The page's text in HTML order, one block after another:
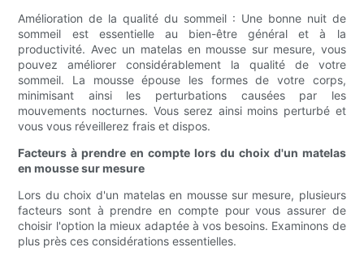
Amélioration de la qualité du sommeil : Une bonne nuit de
sommeil est essentielle au bien-être général et à la
productivité. Avec un matelas en mousse sur mesure, vous
pouvez améliorer considérablement la qualité de votre
sommeil. La mousse épouse les formes de votre corps,
minimisant ainsi les perturbations causées par les
mouvements nocturnes. Vous serez ainsi moins perturbé et
vous vous réveillerez frais et dispos.
Facteurs à prendre en compte lors du choix d'un matelas
en mousse sur mesure
Lors du choix d'un matelas en mousse sur mesure, plusieurs
facteurs sont à prendre en compte pour vous assurer de
choisir l'option la mieux adaptée à vos besoins. Examinons de
plus près ces considérations essentielles.